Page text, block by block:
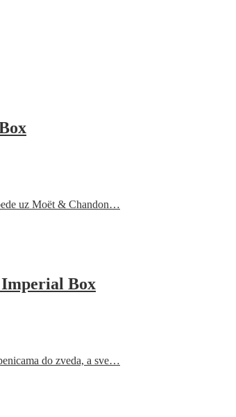
uz Moët & Chandon…
Box
do zveda, a sve…